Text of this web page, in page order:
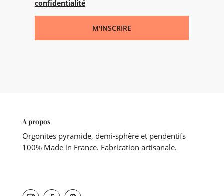
confidentialité
M'INSCRIRE
A propos
Orgonites pyramide, demi-sphère et pendentifs
100% Made in France. Fabrication artisanale.